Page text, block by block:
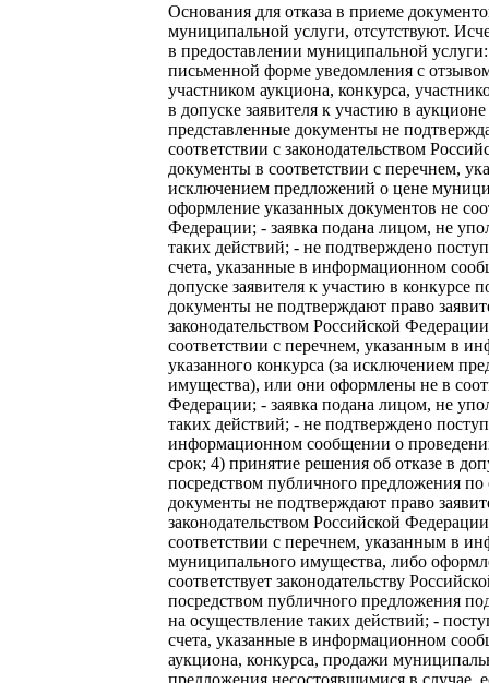
Основания для отказа в приеме
муниципальной услуги, отсутствуют.
в предоставлении муниципальной
письменной форме уведомления с
участником аукциона, конкурса,
в допуске заявителя к участию в
представленные документы не
соответствии с законодательством
документы в соответствии с перечнем,
исключением предложений о цене
оформление указанных документов не
Федерации; - заявка подана лицом, не
таких действий; - не подтверждено
счета, указанные в информационном
допуске заявителя к участию в
документы не подтверждают право
законодательством Российской
соответствии с перечнем, указанным в
указанного конкурса (за исключением
имущества), или они оформлены не в
Федерации; - заявка подана лицом, не
таких действий; - не подтверждено
информационном сообщении о
срок; 4) принятие решения об отказе в
посредством публичного предложения
документы не подтверждают право
законодательством Российской
соответствии с перечнем, указанным в
муниципального имущества, либо
соответствует законодательству
посредством публичного предложения
на осуществление таких действий; -
счета, указанные в информационном
аукциона, конкурса, продажи
предложения несостоявшимися в случае,